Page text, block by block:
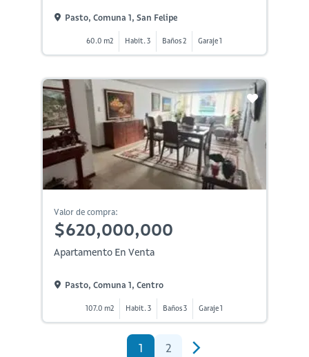
Pasto, Comuna 1, San Felipe
60.0 m2 Habit. 3 Baños 2 Garaje 1
Valor de compra:
$620,000,000
Apartamento En Venta
Pasto, Comuna 1, Centro
107.0 m2 Habit. 3 Baños 3 Garaje 1
1 2